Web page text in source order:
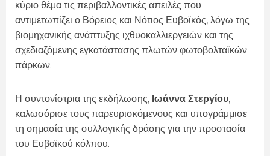
κύριο θέμα τις περιβαλλοντικές απειλές που
αντιμετωπίζει ο Βόρειος και Νότιος Ευβοϊκός, λόγω της
βιομηχανικής ανάπτυξης ιχθυοκαλλιεργειών και της
σχεδιαζόμενης εγκατάστασης πλωτών φωτοβολταϊκών
πάρκων.
Η συντονίστρια της εκδήλωσης, Ιωάννα Στεργίου,
καλωσόρισε τους παρευρισκόμενους και υπογράμμισε
τη σημασία της συλλογικής δράσης για την προστασία
του Ευβοϊκού κόλπου.